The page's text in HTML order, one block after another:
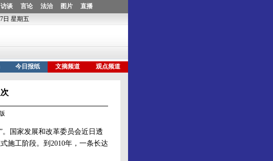
国家发展和改革委员会近日透
施工阶段。到2010年，一条长达